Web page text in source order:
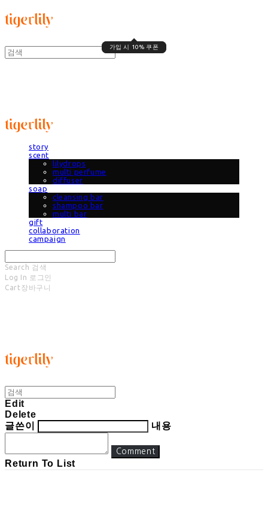
가입 시 10% 쿠폰
가입 시 10% 쿠폰
story
scent
lilydrops
multi perfume
diffuser
soap
cleansing bar
shampoo bar
multi bar
gift
collaboration
campaign
Search 검색
Log In 로그인
Cart 장바구니
Edit
Delete
글쓴이
내용
Comment
Return To List